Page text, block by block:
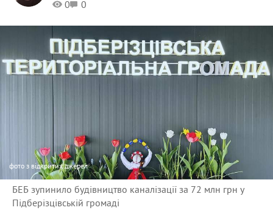
0
0
фото з відкритих джерел
БЕБ зупинило будівництво каналізації за 72 млн грн у
Підберізцівській громаді